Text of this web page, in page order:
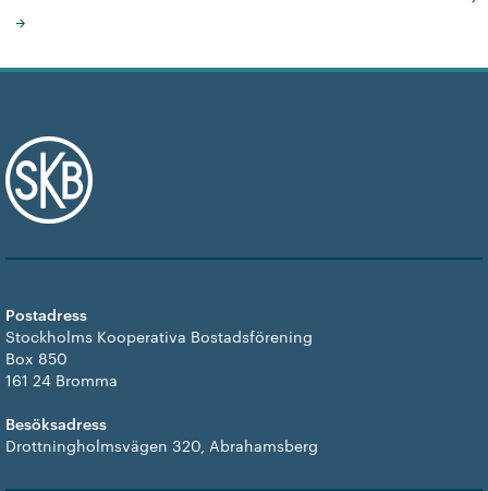
Postadress
Stockholms Kooperativa Bostadsförening
Box 850
161 24 Bromma
Besöksadress
Drottningholmsvägen 320, Abrahamsberg